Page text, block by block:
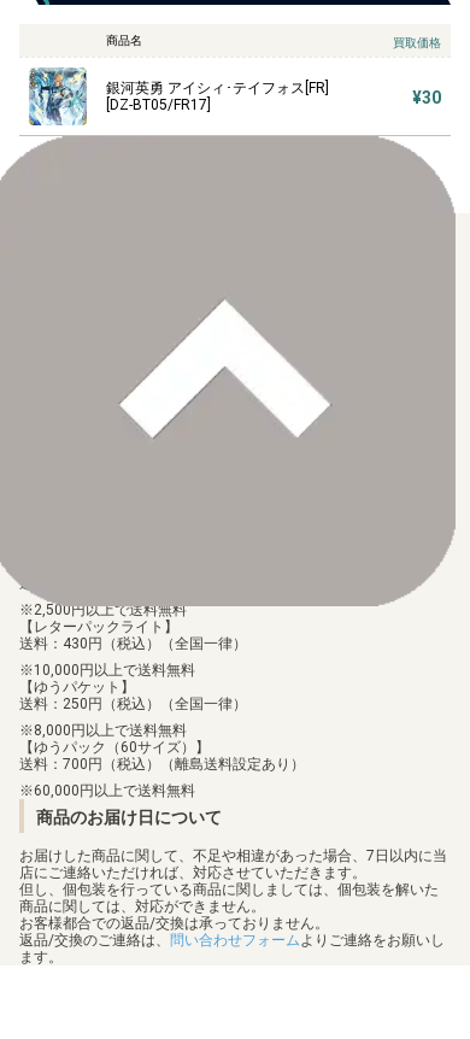
商品名 買取価格
銀河英勇 アイシィ･テイフォス[FR]
[DZ-BT05/FR17]
¥30
各種ブランドのカードをご利用いただけます。
【Paidy（後払い/コンビニ払い）】
お支払後の在庫確保となりますため、お早めにお支払をお願いし
なお、お支払口座は、注文確認メールに記載しております。
振込手数料はお客様負担となります。
送料：100円（税込）（全国一律）
2,500円以上で送料無料
【レターパックライト】
送料：430円（税込）（全国一律）
10,000円以上で送料無料
【ゆうパケット】
送料：250円（税込）（全国一律）
8,000円以上で送料無料
【ゆうパック（60サイズ）】
送料：700円（税込）（離島送料設定あり）
60,000円以上で送料無料
商品のお届け日について
お届けした商品に関して、不足や相違があった場合、7日以内に当
店にご連絡いただければ、対応させていただきます。
但し、個包装を行っている商品に関しましては、個包装を解いた
商品に関しては、対応ができません。
お客様都合での返品/交換は承っておりません。
返品/交換のご連絡は、 問い合わせフォームよりご連絡をお願いし
ます。